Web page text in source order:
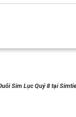
Sim Lục Quý 8 tại